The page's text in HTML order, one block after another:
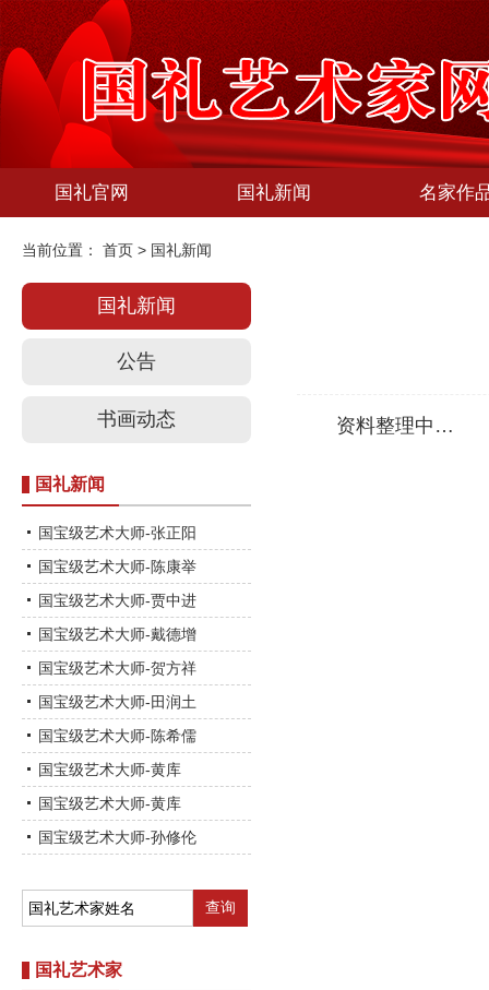
国礼官网 国礼新闻 名家作
当前位置： 首页 > 国礼新闻
国礼新闻
公告
书画动态
国礼新闻
国宝级艺术大师-张正阳
国宝级艺术大师-陈康举
国宝级艺术大师-贾中进
国宝级艺术大师-戴德增
国宝级艺术大师-贺方祥
国宝级艺术大师-田润土
国宝级艺术大师-陈希儒
国宝级艺术大师-黄库
国宝级艺术大师-黄库
国宝级艺术大师-孙修伦
国礼艺术家
资料整理中…